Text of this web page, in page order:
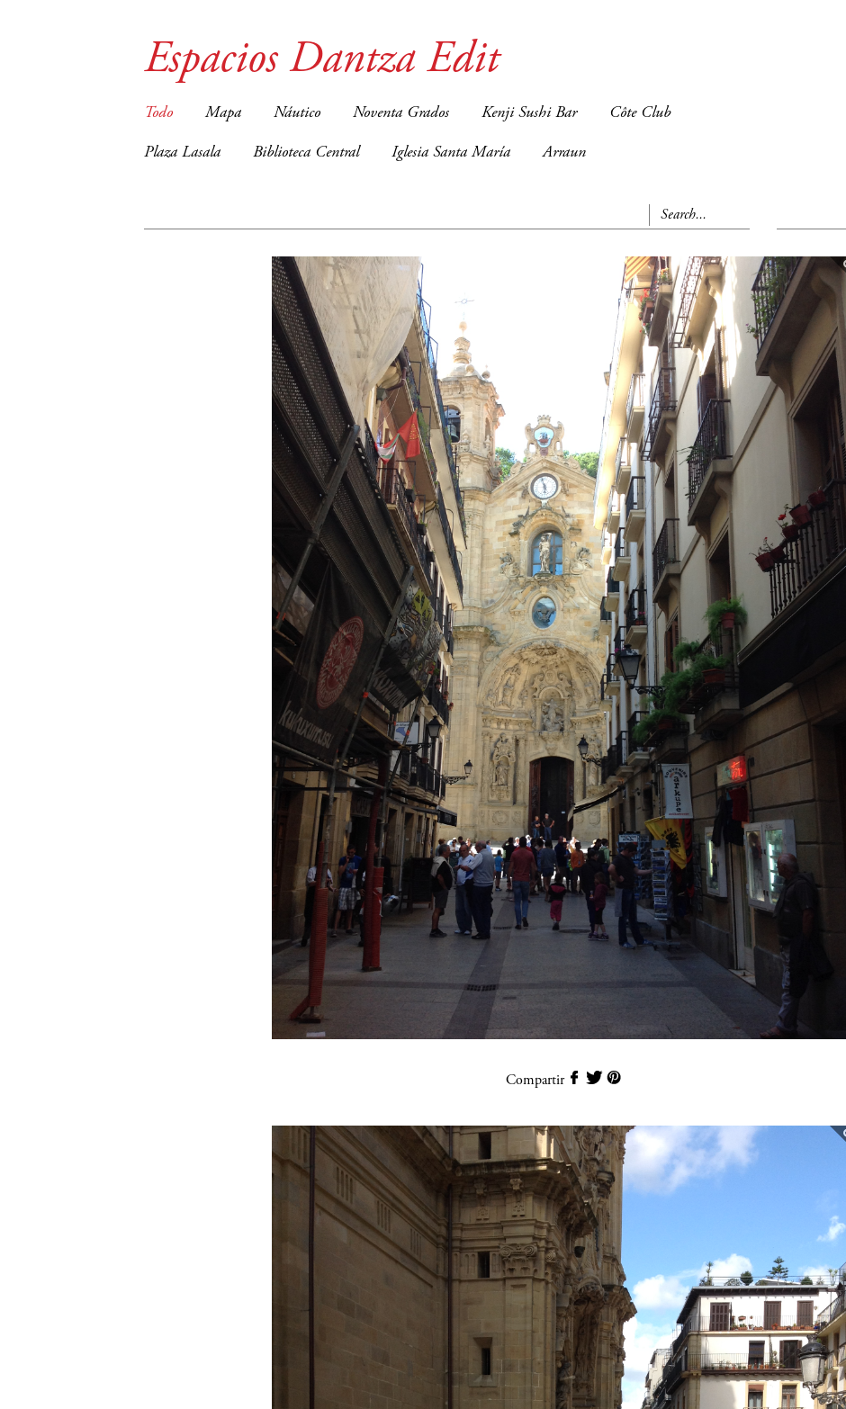
Espacios Dantza Edit
Todo Mapa Náutico Noventa Grados Kenji Sushi Bar Côte Club
Plaza Lasala Biblioteca Central Iglesia Santa María Arraun
Compartir